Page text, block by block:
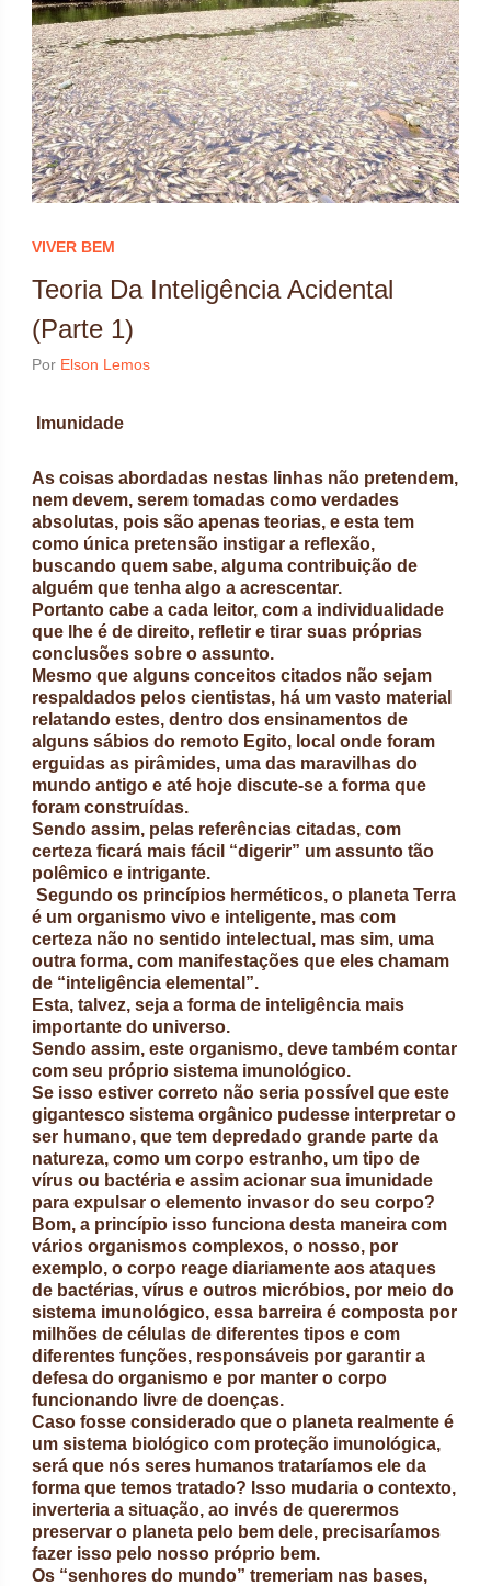
VIVER BEM
Teoria Da Inteligência Acidental
(Parte 1)
Por Elson Lemos
Imunidade
As coisas abordadas nestas linhas não pretendem,
nem devem, serem tomadas como verdades
absolutas, pois são apenas teorias, e esta tem
como única pretensão instigar a reflexão,
buscando quem sabe, alguma contribuição de
alguém que tenha algo a acrescentar.
Portanto cabe a cada leitor, com a individualidade
que lhe é de direito, refletir e tirar suas próprias
conclusões sobre o assunto.
Mesmo que alguns conceitos citados não sejam
respaldados pelos cientistas, há um vasto material
relatando estes, dentro dos ensinamentos de
alguns sábios do remoto Egito, local onde foram
erguidas as pirâmides, uma das maravilhas do
mundo antigo e até hoje discute-se a forma que
foram construídas.
Sendo assim, pelas referências citadas, com
certeza ficará mais fácil “digerir” um assunto tão
polêmico e intrigante.
Segundo os princípios herméticos, o planeta Terra
é um organismo vivo e inteligente, mas com
certeza não no sentido intelectual, mas sim, uma
outra forma, com manifestações que eles chamam
de “inteligência elemental”.
Esta, talvez, seja a forma de inteligência mais
importante do universo.
Sendo assim, este organismo, deve também contar
com seu próprio sistema imunológico.
Se isso estiver correto não seria possível que este
gigantesco sistema orgânico pudesse interpretar o
ser humano, que tem depredado grande parte da
natureza, como um corpo estranho, um tipo de
vírus ou bactéria e assim acionar sua imunidade
para expulsar o elemento invasor do seu corpo?
Bom, a princípio isso funciona desta maneira com
vários organismos complexos, o nosso, por
exemplo, o corpo reage diariamente aos ataques
de bactérias, vírus e outros micróbios, por meio do
sistema imunológico, essa barreira é composta por
milhões de células de diferentes tipos e com
diferentes funções, responsáveis por garantir a
defesa do organismo e por manter o corpo
funcionando livre de doenças.
Caso fosse considerado que o planeta realmente é
um sistema biológico com proteção imunológica,
será que nós seres humanos trataríamos ele da
forma que temos tratado? Isso mudaria o contexto,
inverteria a situação, ao invés de querermos
preservar o planeta pelo bem dele, precisaríamos
fazer isso pelo nosso próprio bem.
Os “senhores do mundo” tremeriam nas bases,